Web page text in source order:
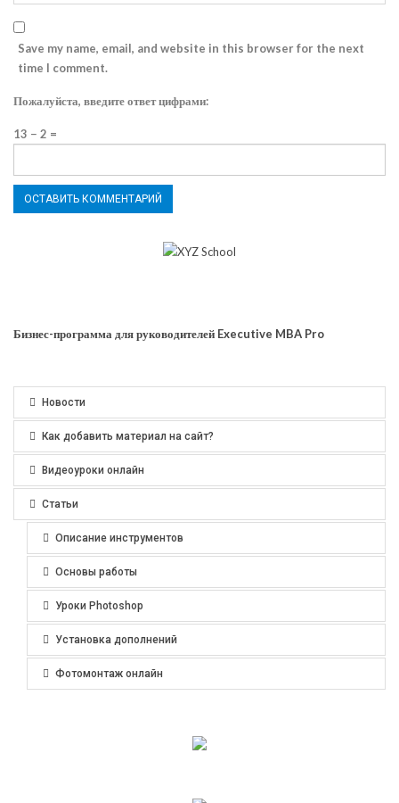
Save my name, email, and website in this browser for the next
time I comment.
Пожалуйста, введите ответ цифрами:
13 − 2 =
Бизнес-программа для руководителей Executive MBA Pro
Новости
Как добавить материал на сайт?
Видеоуроки онлайн
Статьи
Описание инструментов
Основы работы
Уроки Photoshop
Установка дополнений
Фотомонтаж онлайн